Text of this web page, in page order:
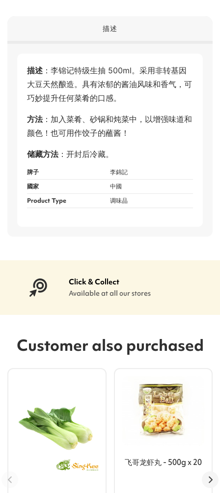
描述
描述 ：李锦记特级生抽 500ml。采用非转基因
大豆天然酿造。具有浓郁的酱油风味和香气，可
巧妙提升任何菜肴的口感。
方法：加入菜肴、砂锅和炖菜中，以增强味道和
颜色！也可用作饺子的蘸酱！
储藏方法：开封后冷藏。
牌子
李錦記
國家
中國
Product Type
调味品
Click & Collect
Available at all our stores
Customer also purchased
飞哥龙虾丸 - 500g x 20